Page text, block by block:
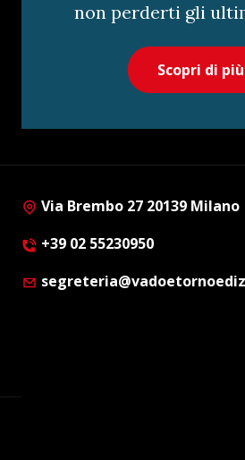
non perderti gli
Scopri di più
Via Brembo 27 20139 Milano
+39 02 55230950